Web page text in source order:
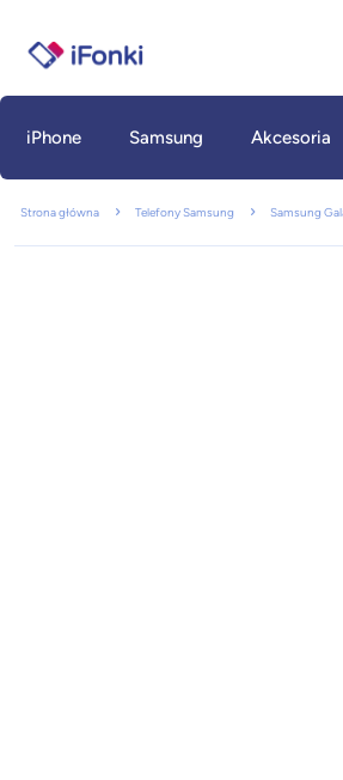
iPhone Samsung Akcesoria
Strona główna Telefony Samsung Samsung